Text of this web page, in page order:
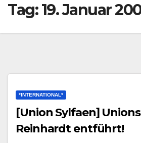
Tag:19. Januar
*INTERNATIONAL*
[Union Sylfaen]
Reinhardt entführt!